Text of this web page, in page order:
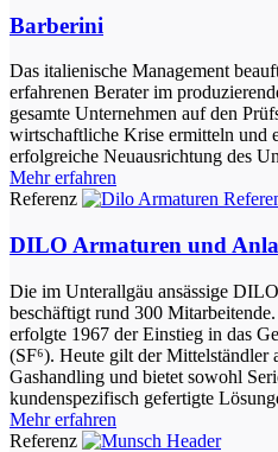
Barberini
Das italienische Management
erfahrenen Berater im
gesamte Unternehmen auf den
wirtschaftliche Krise ermitteln und
erfolgreiche Neuausrichtung des
Mehr erfahren
Referenz
DILO Armaturen und
Die im Unterallgäu ansässige
beschäftigt rund 300
erfolgte 1967 der Einstieg in das
(SF⁶). Heute gilt der Mittelständler
Gashandling und bietet sowohl
kundenspezifisch gefertigte
Mehr erfahren
Referenz